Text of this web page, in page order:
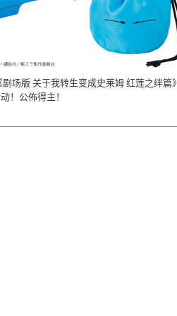
场版 关于我转生变成史莱姆 红莲之绊篇》
！公佈得主！